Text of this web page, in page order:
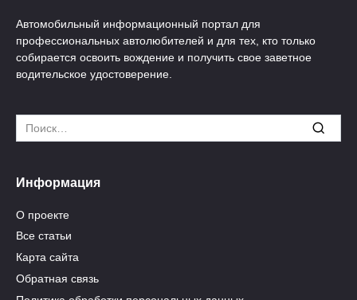
Автомобильный информационный портал для
профессиональных автолюбителей и для тех, кто только
собирается освоить вождение и получить свое заветное
водительское удостоверение.
Search
for:
Информация
О проекте
Все статьи
Карта сайта
Обратная связь